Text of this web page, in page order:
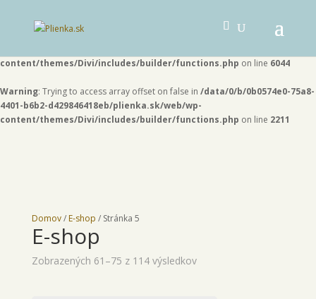
Warning: "continue" targeting switch is equivalent to "break". Did you mean to
use "continue 2"? in/data/0/b/0b0574e0-75a8-4401-b6b2-
content/themes/Divi/includes/builder/functions.php on line 6044
Warning: Trying to access array offset on false in /data/0/b/0b0574e0-75a8-
4401-b6b2-d429846418eb/plienka.sk/web/wp-
content/themes/Divi/includes/builder/functions.php on line 2211
Domov/ E-shop / Stránka 5
E-shop
Zobrazených 61–75 z 114 výsledkov